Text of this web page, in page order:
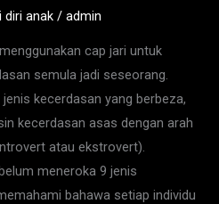
diri anak /admin
cap jari untuk
semula jadi seseorang.
kecerdasan yang berbeza,
kecerdasan asas dengan arah
atau ekstrovert).
meneroka 9 jenis
bahawa setiap individu